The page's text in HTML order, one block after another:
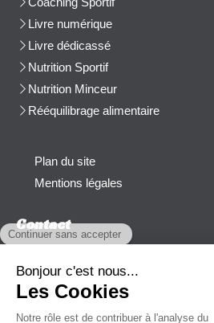
Livre numérique
Livre dédicassé
Nutrition Sportif
Nutrition Minceur
Rééquilibrage alimentaire
Plan du site
Mentions légales
Contact
cblanchard@beep-consulting.com